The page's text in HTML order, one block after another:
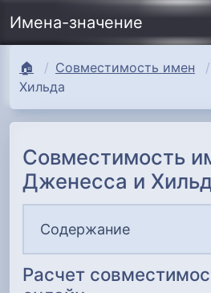
Имена-значение
🏠 Совместимость имен
Хильда
Совместимость
Дженесса и
Содержание
Расчет